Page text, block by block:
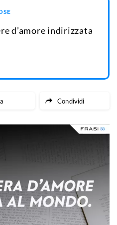
d’amore indirizzata
Condividi